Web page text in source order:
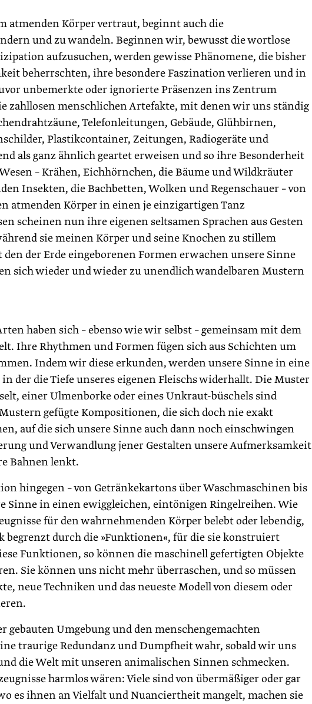
atmenden Körper vertraut, beginnt auch die
und zu wandeln. Beginnen wir, bewusst die wortlose
aufzusuchen, werden gewisse Phänomene, die bisher
beherrschten, ihre besondere Faszination verlieren und in
unbemerkte oder ignorierte Präsenzen ins Zentrum
zahllosen menschlichen Artefakte, mit denen wir uns ständig
Telefonleitungen, Gebäude, Glühbirnen,
Plastikcontainer, Zeitungen, Radiogeräte und
als ganz ähnlich geartet erweisen und so ihre Besonderheit
– Krähen, Eichhörnchen, die Bäume und Wildkräuter
Insekten, die Bachbetten, Wolken und Regenschauer – von
atmenden Körper in einen je einzigartigen Tanz
scheinen nun ihre eigenen seltsamen Sprachen aus Gesten
sie meinen Körper und seine Knochen zu stillem
der Erde eingeborenen Formen erwachen unsere Sinne
sich wieder und wieder zu unendlich wandelbaren Mustern
haben sich – ebenso wie wir selbst – gemeinsam mit dem
Ihre Rhythmen und Formen fügen sich aus Schichten um
Indem wir diese erkunden, werden unsere Sinne in eine
der die Tiefe unseres eigenen Fleischs widerhallt. Die Muster
einer Ulmenborke oder eines Unkraut-büschels sind
gefügte Kompositionen, die sich doch nie exakt
auf die sich unsere Sinne auch dann noch einschwingen
und Verwandlung jener Gestalten unsere Aufmerksamkeit
Bahnen lenkt.
hingegen – von Getränkekartons über Waschmaschinen bis
Sinne in einen ewiggleichen, eintönigen Ringelreihen. Wie
für den wahrnehmenden Körper belebt oder lebendig,
begrenzt durch die »Funktionen«, für die sie konstruiert
Funktionen, so können die maschinell gefertigten Objekte
Sie können uns nicht mehr überraschen, und so müssen
neue Techniken und das neueste Modell von diesem oder
gebauten Umgebung und den menschengemachten
traurige Redundanz und Dumpfheit wahr, sobald wir uns
die Welt mit unseren animalischen Sinnen schmecken.
harmlos wären: Viele sind von übermäßiger oder gar
es ihnen an Vielfalt und Nuanciertheit mangelt, machen sie